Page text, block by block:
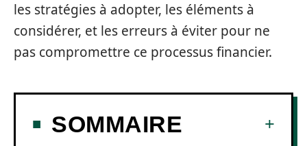
les stratégies à adopter, les éléments à
considérer, et les erreurs à éviter pour ne
pas compromettre ce processus financier.
SOMMAIRE